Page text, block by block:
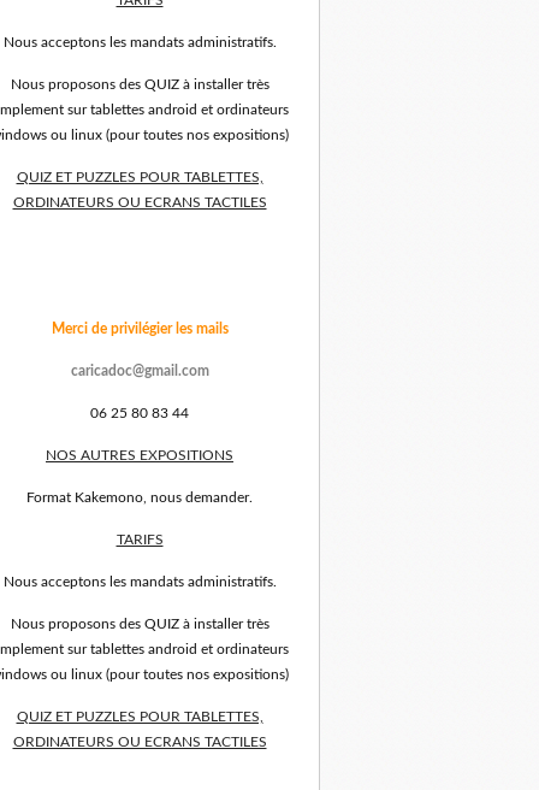
Nous acceptons les mandats administratifs.
Nous proposons des QUIZ à installer très
sur tablettes android et ordinateurs
ou linux (pour toutes nos expositions)
QUIZ ET PUZZLES POUR TABLETTES,
ORDINATEURS OU ECRANS TACTILES
Merci de privilégier les mails
caricadoc@gmail.com
06 25 80 83 44
NOS AUTRES EXPOSITIONS
Format Kakemono, nous demander.
TARIFS
Nous acceptons les mandats administratifs.
Nous proposons des QUIZ à installer très
sur tablettes android et ordinateurs
ou linux (pour toutes nos expositions)
QUIZ ET PUZZLES POUR TABLETTES,
ORDINATEURS OU ECRANS TACTILES